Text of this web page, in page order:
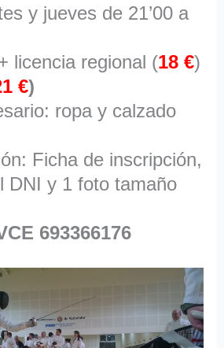
y jueves de 21’00 a
licencia regional (18 €)
€)
ropa y calzado
Ficha de inscripción,
DNI y 1 foto tamaño
693366176